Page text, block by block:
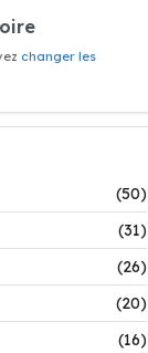
changer les
(50)
(31)
(26)
(20)
(16)